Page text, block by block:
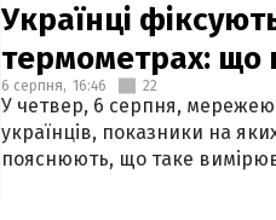
Українці
термометрах: що
6 серпня, 16:46 22
У четвер, 6 серпня,
українців, показники на
пояснюють, що таке